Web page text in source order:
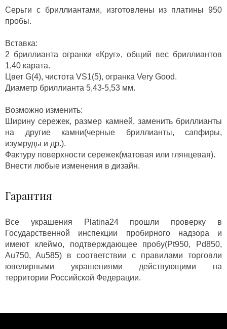
Серьги с бриллиантами, изготовлены из платины 950
пробы.
Вставка:
2 бриллианта огранки «Круг», общий вес бриллиантов
1,40 карата.
Цвет G(4), чистота VS1(5), огранка Very Good.
Диаметр бриллианта 5,43-5,53 мм.
Возможно изменить:
Ширину сережек, размер камней, заменить бриллианты
на другие камни(черные бриллианты, сапфиры,
изумруды и др.).
Фактуру поверхности сережек(матовая или глянцевая).
Внести любые изменения в дизайн.
Гарантия
Все украшения Platina24 прошли проверку в
Государственной инспекции пробирного надзора и
имеют клеймо, подтверждающее пробу(Pt950, Pd850,
Au750, Au585) в соответствии с правилами торговли
ювелирными украшениями действующими на
территории Российской Федерации.